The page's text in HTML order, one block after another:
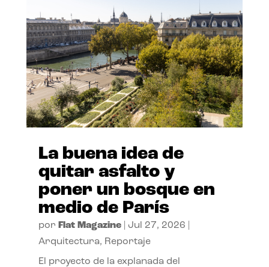
La buena idea de
quitar asfalto y
poner un bosque en
medio de París
por Flat Magazine| Jul 27, 2026
Arquitectura, Reportaje
El proyecto de la explanada del